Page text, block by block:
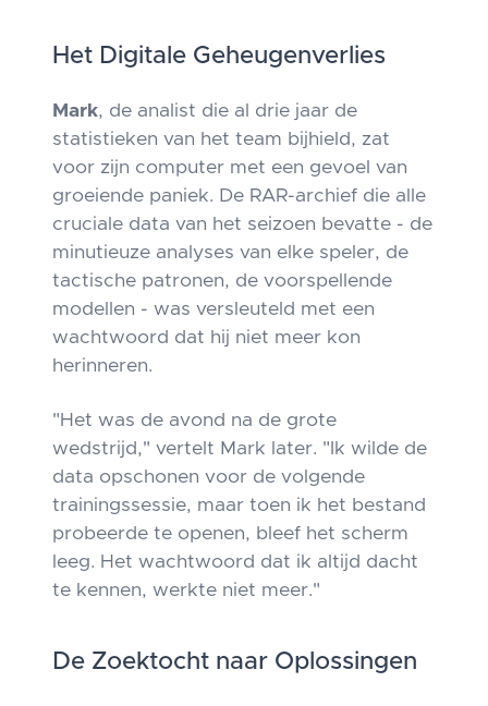
Het Digitale Geheugenverlies
Mark, de analist die al drie jaar de
statistieken van het team bijhield, zat
voor zijn computer met een gevoel van
groeiende paniek. De RAR-archief die alle
cruciale data van het seizoen bevatte - de
minutieuze analyses van elke speler, de
tactische patronen, de voorspellende
modellen - was versleuteld met een
wachtwoord dat hij niet meer kon
herinneren.
"Het was de avond na de grote
wedstrijd," vertelt Mark later. "Ik wilde de
data opschonen voor de volgende
trainingssessie, maar toen ik het bestand
probeerde te openen, bleef het scherm
leeg. Het wachtwoord dat ik altijd dacht
te kennen, werkte niet meer."
De Zoektocht naar Oplossingen